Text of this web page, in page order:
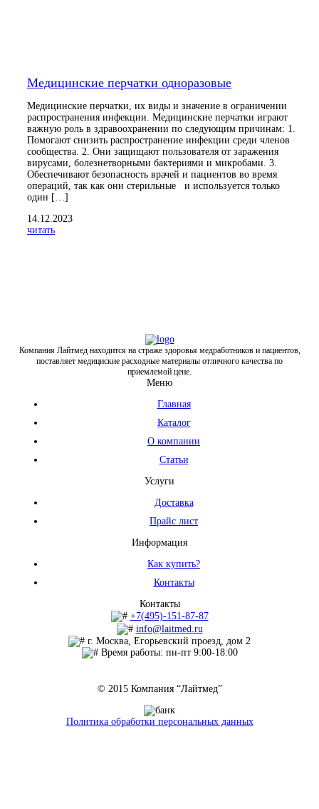
Медицинские перчатки одноразовые
Медицинские перчатки, их виды и значение в ограничении
распространения инфекции. Медицинские перчатки играют
важную роль в здравоохранении по следующим причинам: 1.
Помогают снизить распространение инфекции среди членов
сообщества. 2. Они защищают пользователя от заражения
вирусами, болезнетворными бактериями и микробами. 3.
Обеспечивают безопасность врачей и пациентов во время
операций, так как они стерильные и используется только
один […]
14.12.2023
читать
Компания Лайтмед находится на страже здоровья медработников и пациентов,
поставляет медициские расходные материалы отличного качества по
приемлемой цене.
Меню
Главная
Каталог
О компании
Статьи
Услуги
Доставка
Прайс лист
Информация
Как купить?
Контакты
Контакты
+7(495)-151-87-87
info@laitmed.ru
г. Москва, Егорьевский проезд, дом 2
Время работы: пн-пт 9:00-18:00
© 2015 Компания “Лайтмед”
Политика обработки персональных данных